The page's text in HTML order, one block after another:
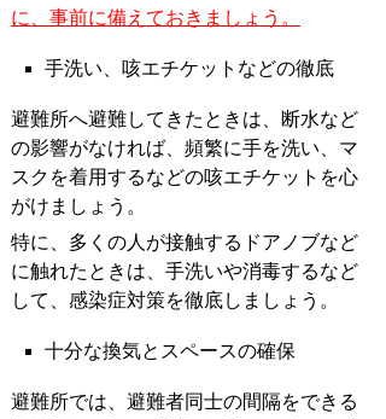
に、事前に備えておきましょう。
手洗い、咳エチケットなどの徹底
避難所へ避難してきたときは、断水など
の影響がなければ、頻繁に手を洗い、マ
スクを着用するなどの咳エチケットを心
がけましょう。
特に、多くの人が接触するドアノブなど
に触れたときは、手洗いや消毒するなど
して、感染症対策を徹底しましょう。
十分な換気とスペースの確保
避難所では、避難者同士の間隔をできる